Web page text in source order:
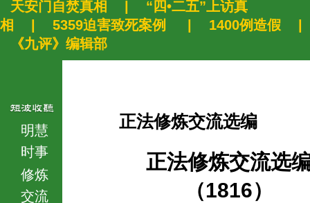
天安门自焚真相
“四•二五”上访真
相
5359迫害致死案例 1400例造假
《九评》编辑部
明慧
时事
修炼
交流
正法修炼交流选编
正法修炼交流选
（1816）